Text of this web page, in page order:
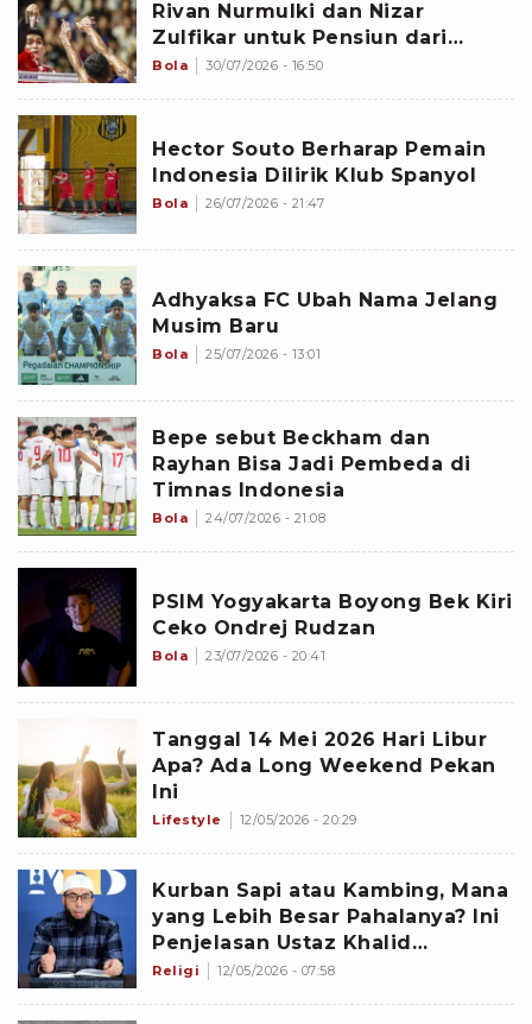
Rivan Nurmulki dan Nizar
Zulfikar untuk Pensiun dari
Timnas Voli Indonesia
Bola 30/07/2026 - 16:50
Hector Souto Berharap Pemain
Indonesia Dilirik Klub Spanyol
Bola 26/07/2026 - 21:47
Adhyaksa FC Ubah Nama Jelang
Musim Baru
Bola 25/07/2026 - 13:01
Bepe sebut Beckham dan
Rayhan Bisa Jadi Pembeda di
Timnas Indonesia
Bola 24/07/2026 - 21:08
PSIM Yogyakarta Boyong Bek Kiri
Ceko Ondrej Rudzan
Bola 23/07/2026 - 20:41
Tanggal 14 Mei 2026 Hari Libur
Apa? Ada Long Weekend Pekan
Ini
Lifestyle 12/05/2026 - 20:29
Kurban Sapi atau Kambing, Mana
yang Lebih Besar Pahalanya? Ini
Penjelasan Ustaz Khalid
Basalamah
Religi 12/05/2026 - 07:58